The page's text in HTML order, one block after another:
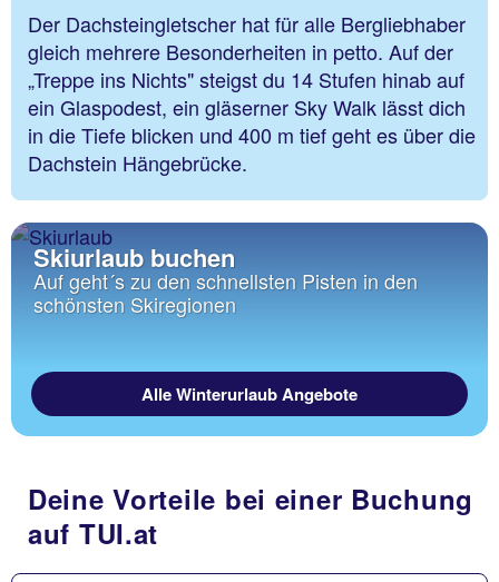
Der Dachsteingletscher hat für alle Bergliebhaber
gleich mehrere Besonderheiten in petto. Auf der
„Treppe ins Nichts" steigst du 14 Stufen hinab auf
ein Glaspodest, ein gläserner Sky Walk lässt dich
in die Tiefe blicken und 400 m tief geht es über die
Dachstein Hängebrücke.
Skiurlaub buchen
Auf geht´s zu den schnellsten Pisten in den
schönsten Skiregionen
Alle Winterurlaub Angebote
Deine Vorteile bei einer Buchung
auf TUI.at